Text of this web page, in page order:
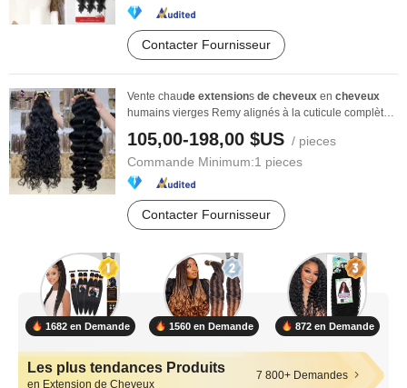
Contacter Fournisseur
Vente chaude extensions de cheveux en cheveux
humains vierges Remy alignés à la cuticule complète,
105,00-198,00 $US / pieces
Commande Minimum:1 pieces
Contacter Fournisseur
1682 en Demande 1560 en Demande 872 en Demande
Les plus tendances Produits
en Extension de Cheveux
7 800+ Demandes